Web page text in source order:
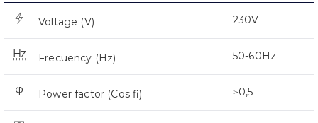
Voltage (V) 230V
Frecuency (Hz) 50-60Hz
Power factor (Cos fi) ≥0,5